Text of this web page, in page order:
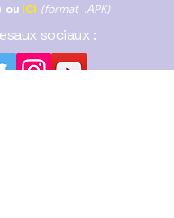
ou ICI (format .APK)
sociaux :